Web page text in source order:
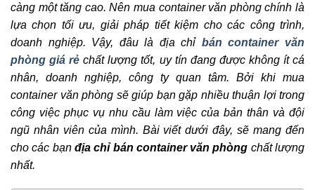
càng một tăng cao. Nên mua container văn phòng chính là
lựa chọn tối ưu, giải pháp tiết kiệm cho các công trình,
doanh nghiệp. Vậy, đâu là địa chỉ bán container văn
phòng giá rẻchất lượng tốt, uy tín đang được không ít cá
nhân, doanh nghiệp, công ty quan tâm. Bởi khi mua
container văn phòng sẽ giúp bạn gặp nhiều thuận lợi trong
công việc phục vụ nhu cầu làm việc của bản thân và đội
ngũ nhân viên của mình. Bài viết dưới đây, sẽ mang đến
cho các bạn địa chỉ bán container văn phòng chất lượng
nhất.